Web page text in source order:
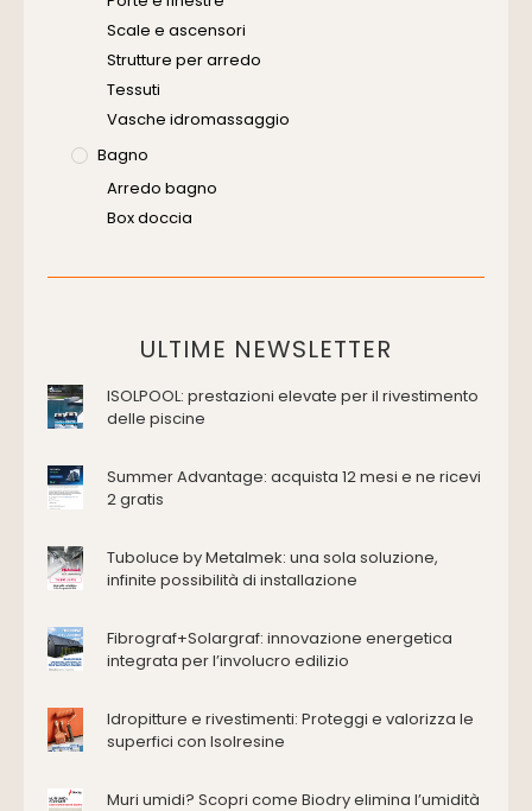
Scale e ascensori
Strutture per arredo
Tessuti
Vasche idromassaggio
Bagno
Arredo bagno
Box doccia
Placche di comando per wc
Domotica Ed Impianti Elettrici
Edilizia
Antincendio e sicurezza
Attrezzature manuali
Cappe d'aspirazione
Consolidamento
Deumidificazione
Energie rinnovabili
Ferramenta e fissaggi
Impianti idrici e depurazione
ULTIME NEWSLETTER
ISOLPOOL: prestazioni elevate per il rivestimento
delle piscine
Summer Advantage: acquista 12 mesi e ne ricevi
2 gratis
Tuboluce by Metalmek: una sola soluzione,
infinite possibilità di installazione
Fibrograf+Solargraf: innovazione energetica
integrata per l’involucro edilizio
Idropitture e rivestimenti: Proteggi e valorizza le
superfici con Isolresine
Muri umidi? Scopri come Biodry elimina l’umidità